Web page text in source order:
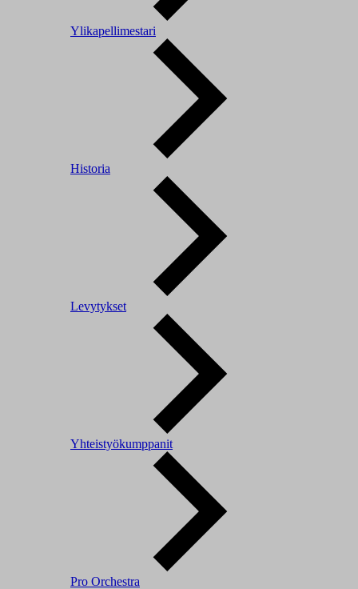
Ylikapellimestari
Historia
Levytykset
Yhteistyökumppanit
Pro Orchestra